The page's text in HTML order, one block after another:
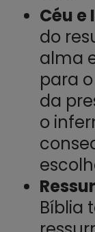
Céu e
do
alma
para
da
o
Bíblia